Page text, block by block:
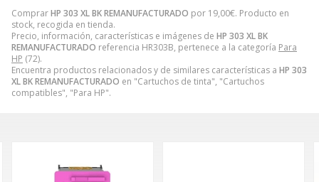
ComprarHP 303 XL BK REMANUFACTURADO por 19,00€. Producto en
stock, recogida en tienda.
Precio, información, características e imágenes de HP 303 XL BK
REMANUFACTURADO referencia HR303B, pertenece a la categoría Para
HP (72).
Encuentra productos relacionados y de similares características a HP 303
XL BK REMANUFACTURADO en "Cartuchos de tinta", "Cartuchos
compatibles", "Para HP".